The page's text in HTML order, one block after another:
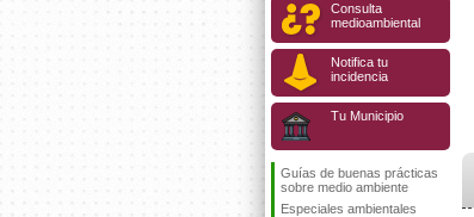
Consulta
medioambiental
Notifica tu
incidencia
Tu Municipio
Guías de buenas prácticas
sobre medio ambiente
Especiales ambientales